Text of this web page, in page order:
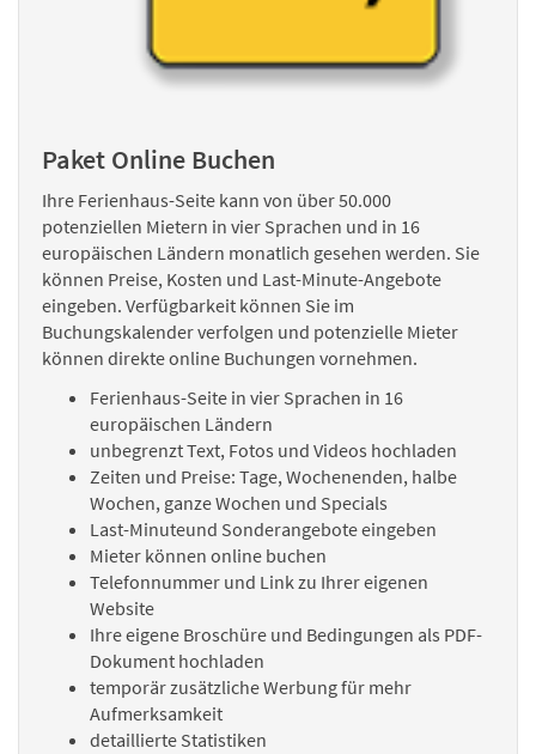
Paket Online Buchen
Ihre Ferienhaus-Seite kann von über 50.000
potenziellen Mietern in vier Sprachen und in 16
europäischen Ländern monatlich gesehen werden. Sie
können Preise, Kosten und Last-Minute-Angebote
eingeben. Verfügbarkeit können Sie im
Buchungskalender verfolgen und potenzielle Mieter
können direkte online Buchungen vornehmen.
Ferienhaus-Seite in vier Sprachen in 16
europäischen Ländern
unbegrenzt Text, Fotos und Videos hochladen
Zeiten und Preise: Tage, Wochenenden, halbe
Wochen, ganze Wochen und Specials
Last-Minuteund Sonderangebote eingeben
Mieter können online buchen
Telefonnummer und Link zu Ihrer eigenen
Website
Ihre eigene Broschüre und Bedingungen als PDF-
Dokument hochladen
temporär zusätzliche Werbung für mehr
Aufmerksamkeit
detaillierte Statistiken